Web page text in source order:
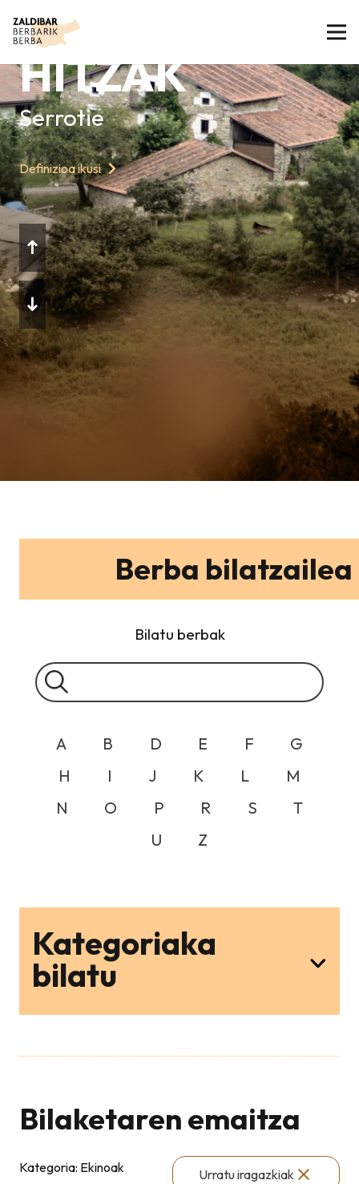
GAURKO
HITZAK
Serrotie
Definizioa ikusi
Berba bilatzailea
Bilatu berbak
A B D E F
G
H
I J K L
M
N
O P R S
T
U
Z
Kategoriaka
bilatu
Bilaketaren emaitza
Kategoria: Ekinoak Urratu iragazkiak